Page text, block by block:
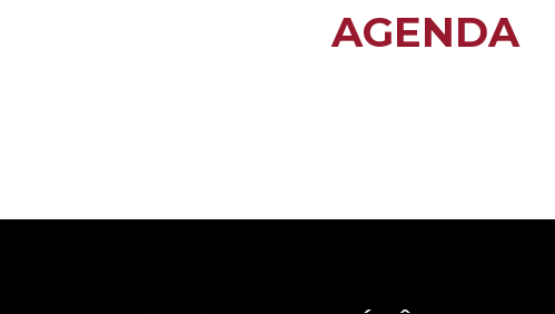
AGENDA